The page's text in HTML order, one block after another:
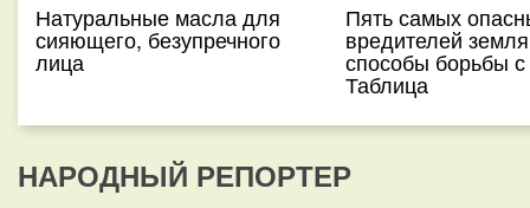
Натуральные масла для
сияющего, безупречного
лица
Пять самых
вредителей
способы борьбы
Таблица
НАРОДНЫЙ РЕПОРТЕР